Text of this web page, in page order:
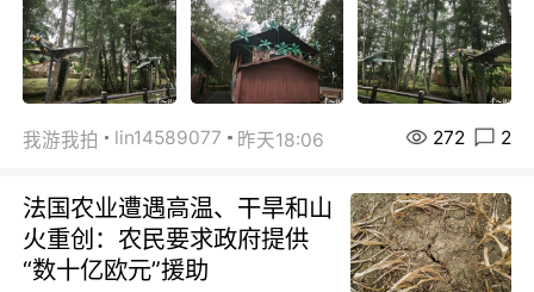
我游我拍 lin14589077 昨天18:06 272 2
法国农业遭遇高温、干旱和山
火重创：农民要求政府提供
“数十亿欧元”援助